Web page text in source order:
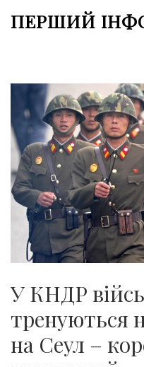
доПЕРШИЙ
У КНДР
тренуються
на Сеул –